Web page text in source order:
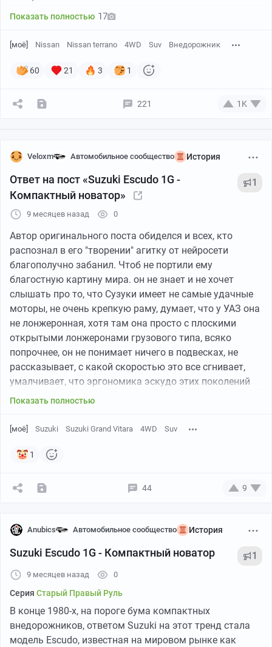
Показать полностью 17
[моё] Nissan Nissan terrano 4WD Suv Внедорожник
60 21 3 1
221 1K
Veloxm Автомобильное сообщество История
Ответ на пост «Suzuki Escudo 1G -
Компактный новатор»
1
9 месяцев назад 0
Автор оригинального поста обиделся и всех, кто
распознал в его "творении" агитку от нейросети
благополучно забанил. Чтоб не портили ему
благостную картину мира. он не знает и не хочет
слышать про то, что Сузуки имеет не самые удачные
моторы, не очень крепкую раму, думает, что у УАЗ она
не лонжеронная, хотя там она просто с плоскими
открытыми лонжеронами грузового типа, всяко
попрочнее, он не понимает ничего в подвесках, не
рассказывает, с какой скоростью это все сгнивает,
умалчивает, что эргономика эскудо этих поколений
кошмарная, ноги надо вытянуть вперёд и согнуть.
машина даже с 2.0 никуда не едет, что уж говорить о
среди нас не место, а Нива на фоне первых поколений
проходимость и комфорт легковушки. Попадая с тех
наказывать вручением сразу Нивы классик в
Показать полностью
[моё] Suzuki Suzuki Grand Vitara 4WD Suv
1
44 9
Anubics Автомобильное сообщество История
Suzuki Escudo 1G - Компактный новатор 1
9 месяцев назад 0
Серия Старый Правый Руль
В конце 1980-х, на пороге бума компактных
внедорожников, ответом Suzuki на этот тренд стала
модель Escudo, известная на мировом рынке как